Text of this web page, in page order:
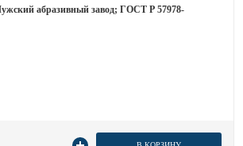
абразивный завод; ГОСТ Р 57978-